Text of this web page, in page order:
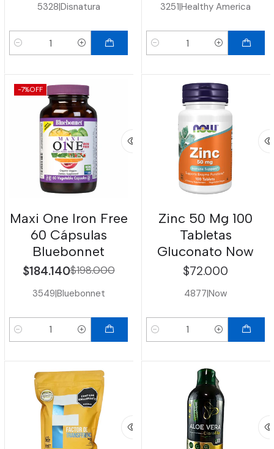
5328|Disnatura
Cantidad
3251|Healthy America
Cantidad
-7%OFF
Maxi One Iron Free
60 Cápsulas
Bluebonnet
$184.140$198.000
3549|Bluebonnet
Cantidad
Zinc 50 Mg 100
Tabletas
Gluconato Now
$72.000
4877|Now
Cantidad